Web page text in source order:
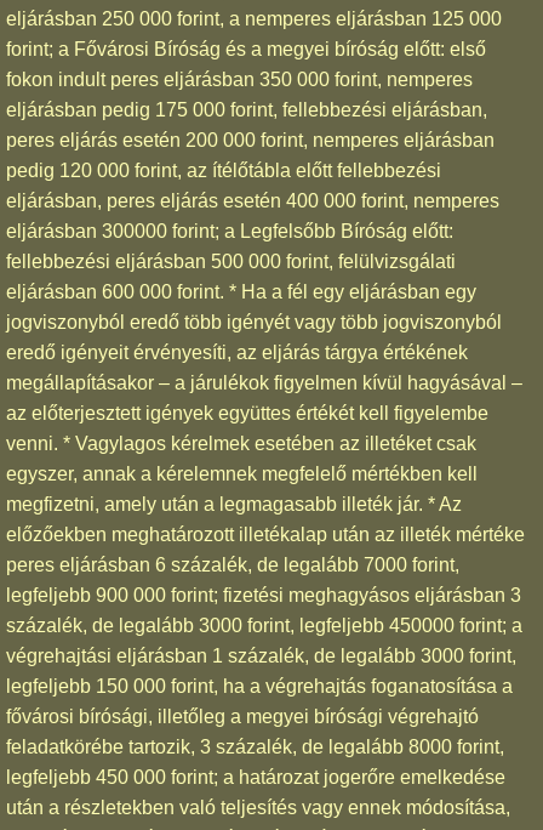
eljárásban 250 000 forint, a nemperes eljárásban 125 000
forint; a Fővárosi Bíróság és a megyei bíróság előtt: első
fokon indult peres eljárásban 350 000 forint, nemperes
eljárásban pedig 175 000 forint, fellebbezési eljárásban,
peres eljárás esetén 200 000 forint, nemperes eljárásban
pedig 120 000 forint, az ítélőtábla előtt fellebbezési
eljárásban, peres eljárás esetén 400 000 forint, nemperes
eljárásban 300000 forint; a Legfelsőbb Bíróság előtt:
fellebbezési eljárásban 500 000 forint, felülvizsgálati
eljárásban 600 000 forint. * Ha a fél egy eljárásban egy
jogviszonyból eredő több igényét vagy több jogviszonyból
eredő igényeit érvényesíti, az eljárás tárgya értékének
megállapításakor – a járulékok figyelmen kívül hagyásával –
az előterjesztett igények együttes értékét kell figyelembe
venni. * Vagylagos kérelmek esetében az illetéket csak
egyszer, annak a kérelemnek megfelelő mértékben kell
megfizetni, amely után a legmagasabb illeték jár. * Az
előzőekben meghatározott illetékalap után az illeték mértéke
peres eljárásban 6 százalék, de legalább 7000 forint,
legfeljebb 900 000 forint; fizetési meghagyásos eljárásban 3
százalék, de legalább 3000 forint, legfeljebb 450000 forint; a
végrehajtási eljárásban 1 százalék, de legalább 3000 forint,
legfeljebb 150 000 forint, ha a végrehajtás foganatosítása a
fővárosi bírósági, illetőleg a megyei bírósági végrehajtó
feladatkörébe tartozik, 3 százalék, de legalább 8000 forint,
legfeljebb 450 000 forint; a határozat jogerőre emelkedése
után a részletekben való teljesítés vagy ennek módosítása,